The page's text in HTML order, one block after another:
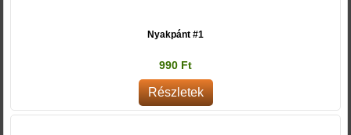
Nyakpánt #1
990 Ft
Részletek